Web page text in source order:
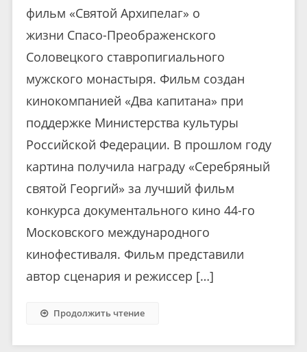
фильм «Святой Архипелаг» о
жизни Спасо-Преображенского
Соловецкого ставропигиального
мужского монастыря. Фильм создан
кинокомпанией «Два капитана» при
поддержке Министерства культуры
Российской Федерации. В прошлом году
картина получила награду «Серебряный
святой Георгий» за лучший фильм
конкурса документального кино 44-го
Московского международного
кинофестиваля. Фильм представили
автор сценария и режиссер […]
Продолжить чтение